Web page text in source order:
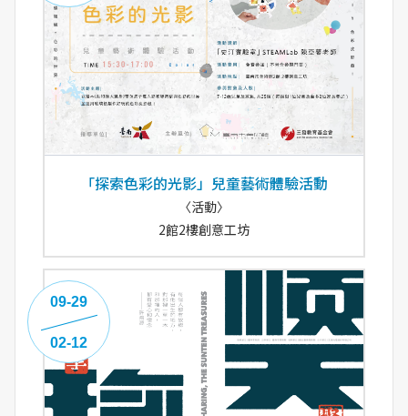
「探索色彩的光影」兒童藝術體驗活動
〈活動〉
2館2樓創意工坊
09-29
02-12